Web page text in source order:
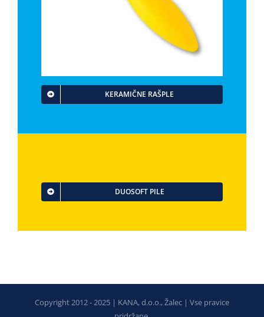
KERAMIČNE RAŠPLE
DUOSOFT PILE
Copyright 2012 - 2025 | KANA, d.o.o., Žalec | Vse pravice